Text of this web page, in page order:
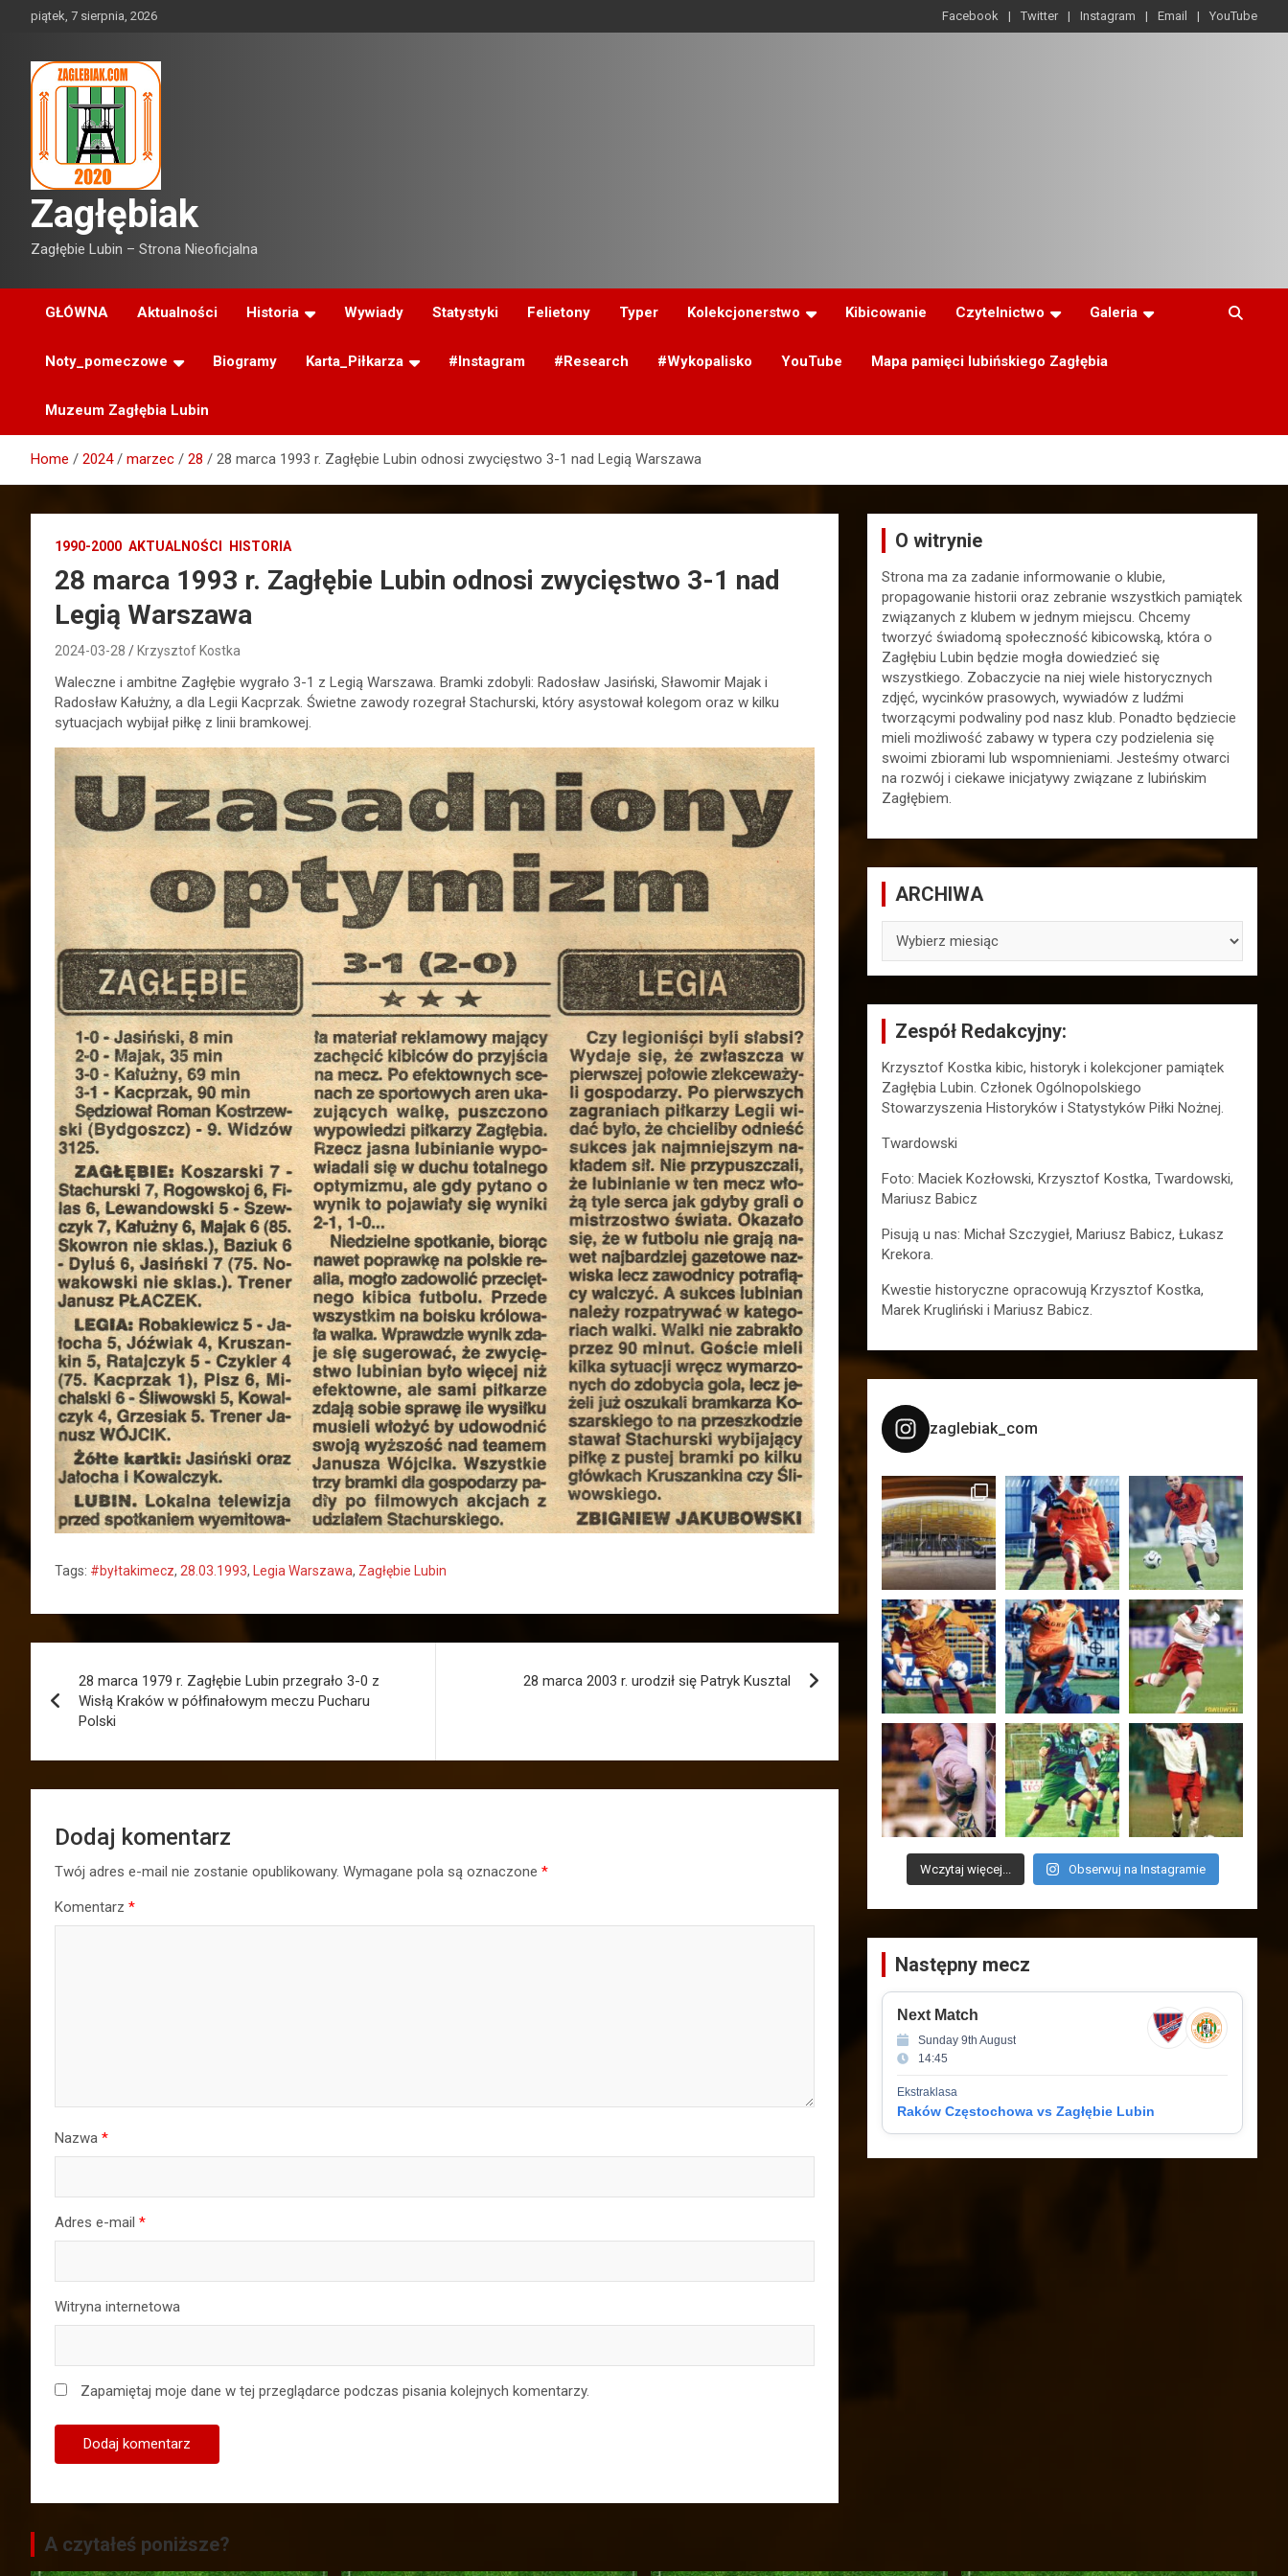
piątek, 7 sierpnia, 2026 Facebook Twitter Instagram Email YouTube
Zagłębiak
Zagłębie Lubin – Strona Nieoficjalna
GŁÓWNA Aktualności Historia Wywiady Statystyki Felietony Typer Kolekcjonerstwo Kibicowanie Czytelnictwo Galeria
Noty_pomeczowe Biogramy Karta_Piłkarza #Instagram #Research #Wykopalisko YouTube Mapa pamięci lubińskiego Zagłębia
Muzeum Zagłębia Lubin
Home 2024 marzec 28 28 marca 1993 r. Zagłębie Lubin odnosi zwycięstwo 3-1 nad Legią Warszawa
1990-2000 AKTUALNOŚCI HISTORIA
28 marca 1993 r. Zagłębie Lubin odnosi zwycięstwo 3-1 nad
Legią Warszawa
2024-03-28 Krzysztof Kostka
Waleczne i ambitne Zagłębie wygrało 3-1 z Legią Warszawa. Bramki zdobyli: Radosław Jasiński, Sławomir Majak i
Radosław Kałużny, a dla Legii Kacprzak. Świetne zawody rozegrał Stachurski, który asystował kolegom oraz w kilku
sytuacjach wybijał piłkę z linii bramkowej.
Tags: #byłtakimecz, 28.03.1993, Legia Warszawa, Zagłębie Lubin
wpisu
28 marca 1979 r. Zagłębie Lubin przegrało 3-0 z
Wisłą Kraków w półfinałowym meczu Pucharu
Polski
28 marca 2003 r. urodził się Patryk Kusztal
Dodaj komentarz
Twój adres e-mail nie zostanie opublikowany. Wymagane pola są oznaczone *
Komentarz *
Nazwa *
Adres e-mail *
Witryna internetowa
Zapamiętaj moje dane w tej przeglądarce podczas pisania kolejnych komentarzy.
O witrynie
Strona ma za zadanie informowanie o klubie,
propagowanie historii oraz zebranie wszystkich pamiątek
związanych z klubem w jednym miejscu. Chcemy
tworzyć świadomą społeczność kibicowską, która o
Zagłębiu Lubin będzie mogła dowiedzieć się
wszystkiego. Zobaczycie na niej wiele historycznych
zdjęć, wycinków prasowych, wywiadów z ludźmi
tworzącymi podwaliny pod nasz klub. Ponadto będziecie
mieli możliwość zabawy w typera czy podzielenia się
swoimi zbiorami lub wspomnieniami. Jesteśmy otwarci
na rozwój i ciekawe inicjatywy związane z lubińskim
Zagłębiem.
ARCHIWA
Zespół Redakcyjny:
Krzysztof Kostka kibic, historyk i kolekcjoner pamiątek
Zagłębia Lubin. Członek Ogólnopolskiego
Stowarzyszenia Historyków i Statystyków Piłki Nożnej.
Twardowski
Foto: Maciek Kozłowski, Krzysztof Kostka, Twardowski,
Mariusz Babicz
Pisują u nas: Michał Szczygieł, Mariusz Babicz, Łukasz
Krekora.
Kwestie historyczne opracowują Krzysztof Kostka,
Marek Krugliński i Mariusz Babicz.
zaglebiak_com
Wczytaj więcej... Obserwuj na Instagramie
Następny mecz
Next Match
Sunday 9th August
14:45
Ekstraklasa
Raków Częstochowa vs Zagłębie Lubin
A czytałeś poniższe?